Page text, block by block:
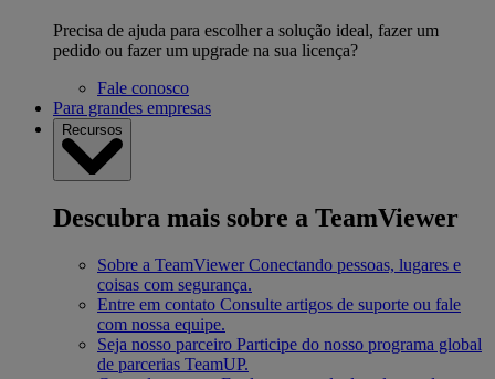
Precisa de ajuda para escolher a solução ideal, fazer um
pedido ou fazer um upgrade na sua licença?
Fale conosco
Para grandes empresas
Recursos
Descubra mais sobre a TeamViewer
Sobre a TeamViewer Conectando pessoas, lugares e
coisas com segurança.
Entre em contato Consulte artigos de suporte ou fale
com nossa equipe.
Seja nosso parceiro Participe do nosso programa global
de parcerias TeamUP.